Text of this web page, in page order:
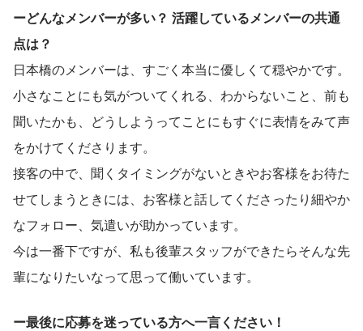
ーどんなメンバーが多い？ 活躍しているメンバーの共通
点は？
日本橋のメンバーは、すごく本当に優しくて穏やかです。
小さなことにも気がついてくれる、わからないこと、前も
聞いたかも、どうしようってことにもすぐに表情をみて声
をかけてくださります。
接客の中で、聞くタイミングがないときやお客様をお待た
せてしまうときには、お客様と話してくださったり細やか
なフォロー、気遣いが助かっています。
今は一番下ですが、私も後輩スタッフができたらそんな先
輩になりたいなって思って働いています。
ー最後に応募を迷っている方へ一言ください！